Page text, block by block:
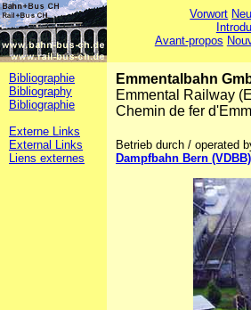
Vorwort
Avant-propos
Bibliographie
Bibliography
Bibliographie
Externe Links
External Links
Liens externes
Emmentalbahn
Emmental Railway
Chemin de fer
Betrieb durch / operated
Dampfbahn Bern (VDBB)